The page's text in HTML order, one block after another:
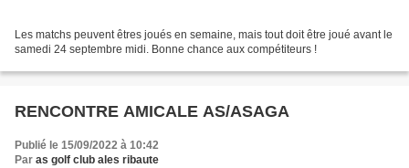
Les matchs peuvent êtres joués en semaine, mais tout doit être joué avant le
samedi 24 septembre midi. Bonne chance aux compétiteurs !
RENCONTRE AMICALE AS/ASAGA
Publié le 15/09/2022 à 10:42
Par as golf club ales ribaute